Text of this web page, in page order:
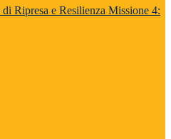
Ripresa e Resilienza Missione 4: